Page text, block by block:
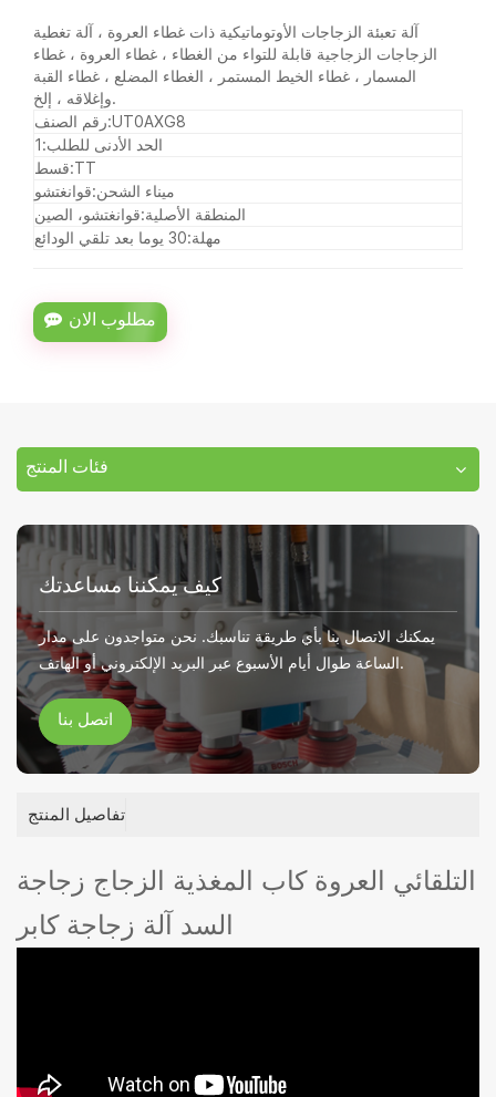
آلة تعبئة الزجاجات الأوتوماتيكية ذات غطاء العروة ، آلة تغطية
الزجاجات الزجاجية قابلة للتواء من الغطاء ، غطاء العروة ، غطاء
المسمار ، غطاء الخيط المستمر ، الغطاء المضلع ، غطاء القبة
وإغلاقه ، إلخ.
رقم الصنف:UT0AXG8
الحد الأدنى للطلب:1
قسط:TT
ميناء الشحن:قوانغتشو
المنطقة الأصلية:قوانغتشو، الصين
مهلة:30 يوما بعد تلقي الودائع
مطلوب الان
فئات المنتج
كيف يمكننا مساعدتك
يمكنك الاتصال بنا بأي طريقة تناسبك. نحن متواجدون على مدار
الساعة طوال أيام الأسبوع عبر البريد الإلكتروني أو الهاتف.
اتصل بنا
تفاصيل المنتج
التلقائي العروة كاب المغذية الزجاج زجاجة
السد آلة زجاجة كابر